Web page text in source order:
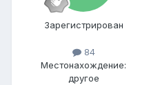
Зарегистрирован
84
Местонахождение:
другое